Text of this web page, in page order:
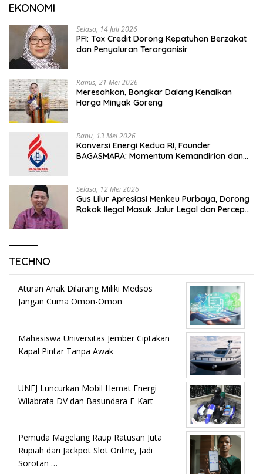
EKONOMI
Selasa, 14 Juli 2026
PFI: Tax Credit Dorong Kepatuhan Berzakat
dan Penyaluran Terorganisir
Kamis, 21 Mei 2026
Meresahkan, Bongkar Dalang Kenaikan
Harga Minyak Goreng
Rabu, 13 Mei 2026
Konversi Energi Kedua RI, Founder
BAGASMARA: Momentum Kemandirian dan
Selasa, 12 Mei 2026
Gus Lilur Apresiasi Menkeu Purbaya, Dorong
Rokok Ilegal Masuk Jalur Legal dan Percepat
TECHNO
Aturan Anak Dilarang Miliki Medsos
Jangan Cuma Omon-Omon
Mahasiswa Universitas Jember Ciptakan
Kapal Pintar Tanpa Awak
UNEJ Luncurkan Mobil Hemat Energi
Wilabrata DV dan Basundara E-Kart
Pemuda Magelang Raup Ratusan Juta
Rupiah dari Jackpot Slot Online, Jadi
Sorotan …